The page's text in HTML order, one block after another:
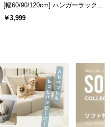
奥行き 高さ
[幅60/90/120cm] ハンガーラック
スチール 4段階高さ調節 サイドフ
ック オープンラック シンプル
￥3,999